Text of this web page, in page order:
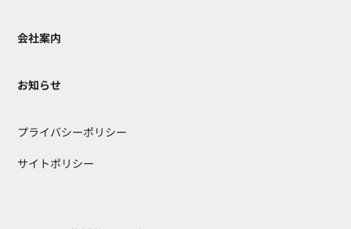
会社案内
お知らせ
プライバシーポリシー
サイトポリシー